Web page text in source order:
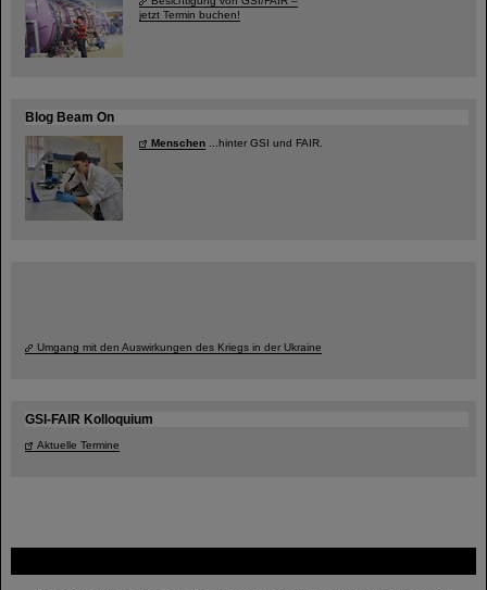
jetzt Termin buchen!
Blog Beam On
Menschen ...hinter GSI und FAIR.
Umgang mit den Auswirkungen des Kriegs in der Ukraine
GSI-FAIR Kolloquium
Aktuelle Termine